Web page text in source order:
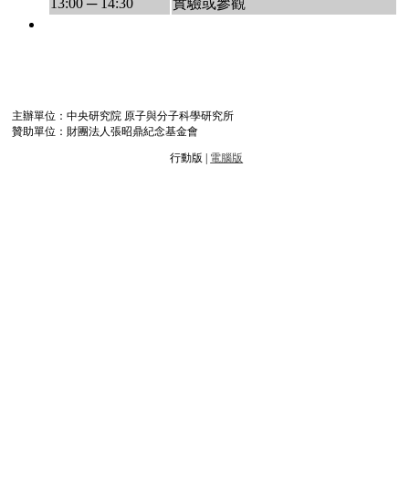
主辦單位：中央研究院 原子與分子科學研究所
贊助單位：財團法人張昭鼎紀念基金會
行動版 | 電腦版